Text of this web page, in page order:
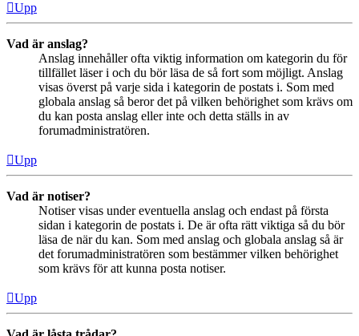
Upp
Vad är anslag?
Anslag innehåller ofta viktig information om kategorin du för
tillfället läser i och du bör läsa de så fort som möjligt. Anslag
visas överst på varje sida i kategorin de postats i. Som med
globala anslag så beror det på vilken behörighet som krävs om
du kan posta anslag eller inte och detta ställs in av
forumadministratören.
Upp
Vad är notiser?
Notiser visas under eventuella anslag och endast på första
sidan i kategorin de postats i. De är ofta rätt viktiga så du bör
läsa de när du kan. Som med anslag och globala anslag så är
det forumadministratören som bestämmer vilken behörighet
som krävs för att kunna posta notiser.
Upp